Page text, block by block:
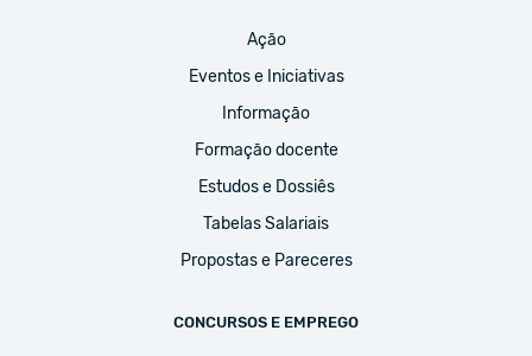
Ação
Eventos e Iniciativas
Informação
Formação docente
Estudos e Dossiês
Tabelas Salariais
Propostas e Pareceres
CONCURSOS E EMPREGO